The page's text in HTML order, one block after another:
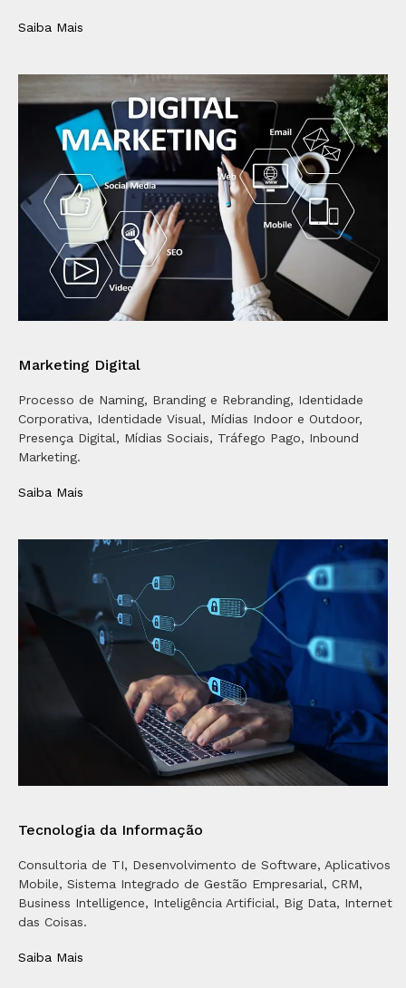
Saiba Mais
Marketing Digital
Processo de Naming, Branding e Rebranding, Identidade
Corporativa, Identidade Visual, Mídias Indoor e Outdoor,
Presença Digital, Mídias Sociais, Tráfego Pago, Inbound
Marketing.
Saiba Mais
Tecnologia da Informação
Consultoria de TI, Desenvolvimento de Software, Aplicativos
Mobile, Sistema Integrado de Gestão Empresarial, CRM,
Business Intelligence, Inteligência Artificial, Big Data, Internet
das Coisas.
Saiba Mais